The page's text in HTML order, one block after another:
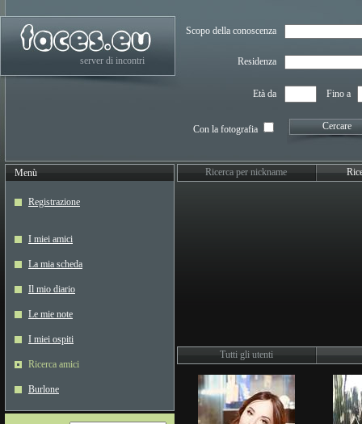
server di incontri
Scopo della conoscenza
Residenza
Età da Fino a
Con la fotografia Cercare
Menù
Registrazione
I miei amici
La mia scheda
Il mio diario
Le mie note
I miei ospiti
Ricerca amici
Burlone
Ricerca per nickname
Tutti gli utenti